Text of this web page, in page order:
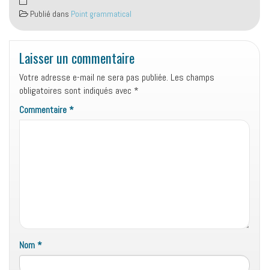
Publié dans Point grammatical
Laisser un commentaire
Votre adresse e-mail ne sera pas publiée. Les champs
obligatoires sont indiqués avec *
Commentaire*
Nom*